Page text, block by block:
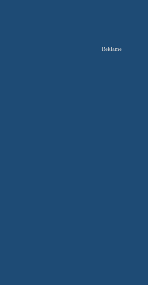
Reklame